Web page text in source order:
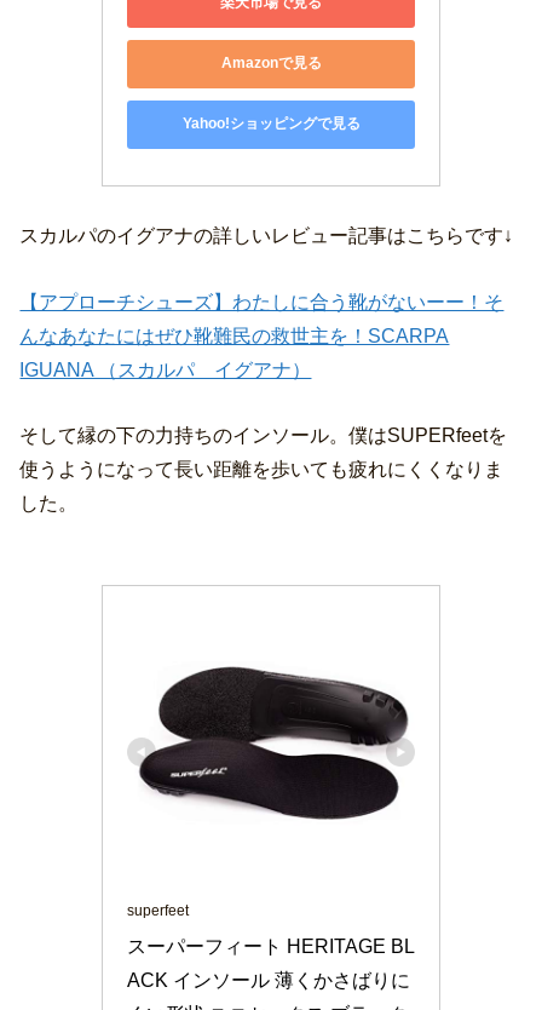
Amazonで見る
Yahoo!ショッピングで見る
スカルパのイグアナの詳しいレビュー記事はこちらです↓
【アプローチシューズ】わたしに合う靴がないーー！そ
んなあなたにはぜひ靴難民の救世主を！SCARPA
IGUANA （スカルパ イグアナ）
そして縁の下の力持ちのインソール。僕はSUPERfeetを
使うようになって長い距離を歩いても疲れにくくなりま
した。
superfeet
スーパーフィート HERITAGE BL
ACK インソール 薄くかさばりに